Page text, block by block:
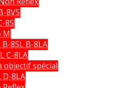
8VS
8S
M
8SL B-8LA
C-8LA
objectif spécial
D-8LA